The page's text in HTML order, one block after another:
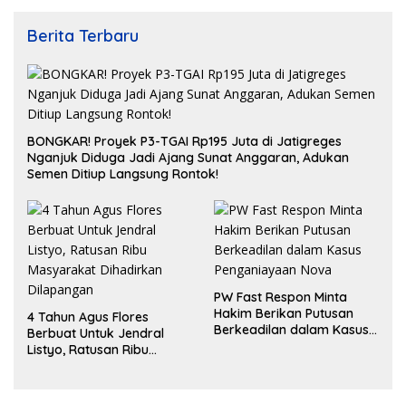
Berita Terbaru
BONGKAR! Proyek P3-TGAI Rp195 Juta di Jatigreges
Nganjuk Diduga Jadi Ajang Sunat Anggaran, Adukan
Semen Ditiup Langsung Rontok!
4 Tahun Agus Flores
Berbuat Untuk Jendral
Listyo, Ratusan Ribu
PW Fast Respon Minta
Hakim Berikan Putusan
Berkeadilan dalam Kasus